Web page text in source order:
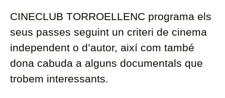
CINECLUB TORROELLENC programa els
seus passes seguint un criteri de cinema
independent o d’autor, així com també
dona cabuda a alguns documentals que
trobem interessants.